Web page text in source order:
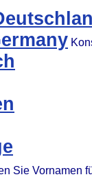
Sie Vornamen